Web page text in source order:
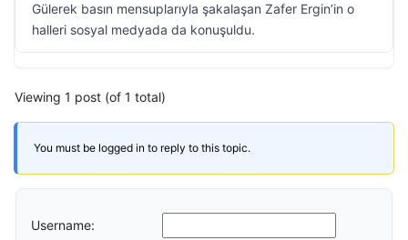
Gülerek basın mensuplarıyla şakalaşan Zafer Ergin’in o
halleri sosyal medyada da konuşuldu.
Viewing 1 post (of 1 total)
You must be logged in to reply to this topic.
Username: